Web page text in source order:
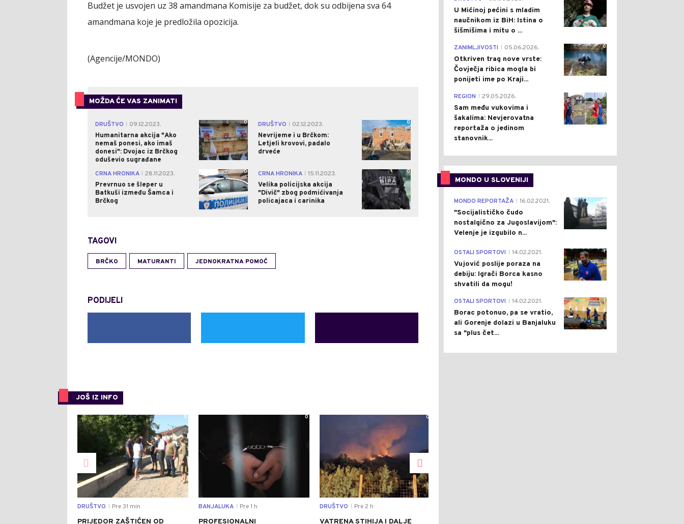
Budžet je usvojen uz 38 amandmana Komisije za budžet, dok su odbijena sva 64
amandmana koje je predložila opozicija.
(Agencije/MONDO)
MOŽDA ĆE VAS ZANIMATI
DRUŠTVO
09.12.2023.
Humanitarna akcija "Ako
nemaš ponesi, ako imaš
donesi": Dvojac iz Brčkog
oduševio sugrađane
0 DRUŠTVO
02.12.2023.
Nevrijeme i u Brčkom:
Letjeli krovovi, padalo
drveće
0
CRNA HRONIKA
28.11.2023.
Prevrnuo se šleper u
Batkuši između Šamca i
Brčkog
0 CRNA HRONIKA
15.11.2023.
Velika policijska akcija
"Divič" zbog podmićivanja
policajaca i carinika
0
TAGOVI
BRČKO MATURANTI JEDNOKRATNA POMOĆ
PODIJELI
JOŠ IZ INFO
0
DRUŠTVO Pre 31 min
PRIJEDOR ZAŠTIĆEN OD
0
BANJALUKA Pre 1 h
PROFESIONALNI
0
DRUŠTVO Pre 2 h
VATRENA STIHIJA I DALJE
U Mićinoj pećini s mladim
naučnikom iz BiH: Istina o
šišmišima i mitu o ...
0
ZANIMLJIVOSTI 05.06.2026.
Otkriven trag nove vrste:
Čovječja ribica mogla bi
ponijeti ime po Kraji...
0
REGION 29.05.2026.
Sam među vukovima i
šakalima: Nevjerovatna
reportaža o jedinom
stanovnik...
MONDO U SLOVENIJI
4
MONDO REPORTAŽA 16.02.2021.
"Socijalističko čudo
nostalgično za Jugoslavijom":
Velenje je izgubilo n...
1
OSTALI SPORTOVI 14.02.2021.
Vujović poslije poraza na
debiju: Igrači Borca kasno
shvatili da mogu!
3
OSTALI SPORTOVI 14.02.2021.
Borac potonuo, pa se vratio,
ali Gorenje dolazi u Banjaluku
sa "plus čet...